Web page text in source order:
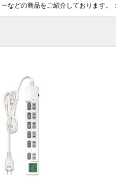
などの商品をご紹介しております。